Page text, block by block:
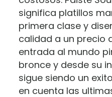
significa platillos
primera clase y
calidad a un precio
entrada al mundo
bronce y desde su
sigue siendo un
en cuenta las